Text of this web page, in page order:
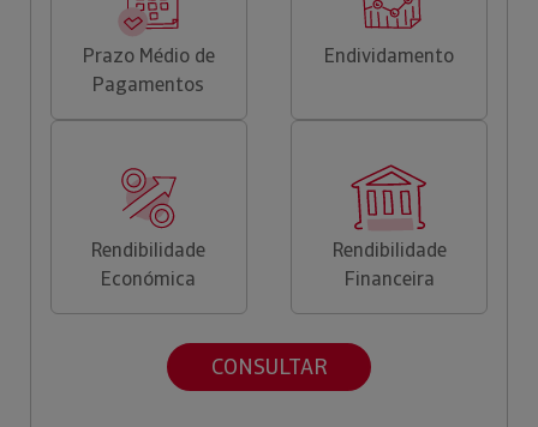
Prazo Médio de
Pagamentos
Endividamento
Rendibilidade
Económica
Rendibilidade
Financeira
CONSULTAR